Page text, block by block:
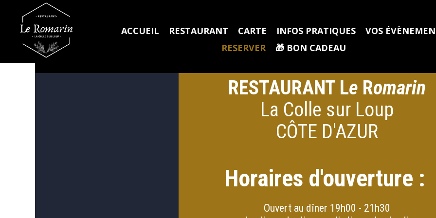
ACCUEIL RESTAURANT CARTE INFOS PRATIQUES
VOS
RESERVER
🎁​ BON CADEAU
RESTAURANT Le Romarin
La Colle sur Loup
CÔTE D'AZUR
Horaires d'ouverture :
Ouvert au dîner 19h00 - 21h30